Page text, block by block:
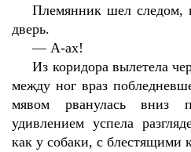
Племянник шел следом,
дверь.
—А-ах!
Из коридора вылетела
между ног враз
мявом рванулась вниз
удивлением успела
как у собаки, с блестящими